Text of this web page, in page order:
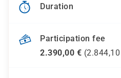
Duration
Participation fee
2.390,00 € (2.844,10